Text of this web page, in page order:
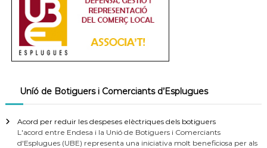
Uníó de Botiguers i Comerciants d’Esplugues
Acord per reduir les despeses elèctriques dels botiguers
L'acord entre Endesa i la Unió de Botiguers i Comerciants
d'Esplugues (UBE) representa una iniciativa molt beneficiosa per als